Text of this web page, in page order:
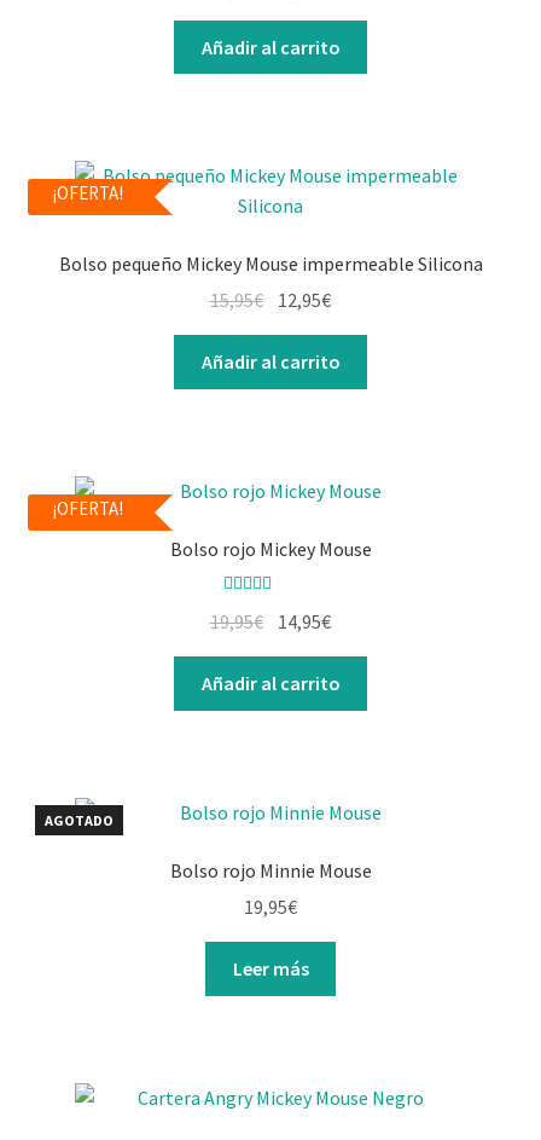
Añadir al carrito
¡OFERTA!
Bolso pequeño Mickey Mouse impermeable Silicona
15,95€ 12,95€
Añadir al carrito
¡OFERTA!
Bolso rojo Mickey Mouse
de 5
19,95€ 14,95€
Añadir al carrito
AGOTADO
Bolso rojo Minnie Mouse
19,95€
Leer más